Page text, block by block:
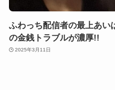
ふわっち配信者の最上あい
の金銭トラブルが濃厚!!
2025年3月11日